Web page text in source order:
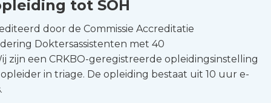
tot SOH
door de Commissie Accreditatie
Doktersassistenten met 40
zijn een CRKBO-geregistreerde opleidingsinstelling
in triage. De opleiding bestaat uit 10 uur e-